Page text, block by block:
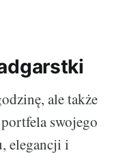
ale także
swojego
elegancji i